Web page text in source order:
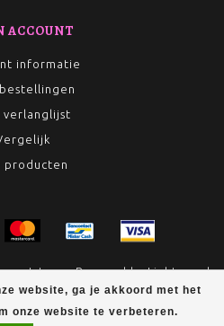
website, ga je akkoord met het
onze website te verbeteren.
ACCOUNT
informatie
verlanglijst
producten
- Powered byLightspeed
Dyvelopment